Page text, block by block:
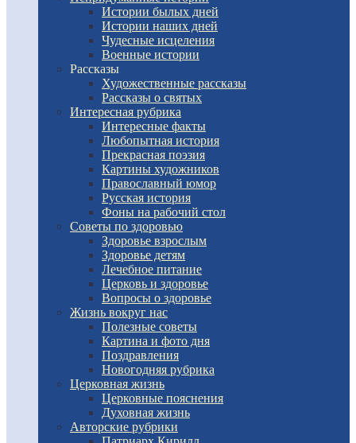
Истории былых дней
Истории наших дней
Чудесные исцеления
Военные истории
Рассказы
Художественные рассказы
Рассказы о святых
Интересная рубрика
Интересные факты
Любопытная история
Прекрасная поэзия
Картины художников
Православный юмор
Русская история
Фоны на рабочий стол
Советы по здоровью
Здоровье взрослым
Здоровье детям
Лечебное питание
Церковь и здоровье
Вопросы о здоровье
Жизнь вокруг нас
Полезные советы
Картина и фото дня
Поздравления
Новогодняя рубрика
Церковная жизнь
Церковные пояснения
Духовная жизнь
Авторские рубрики